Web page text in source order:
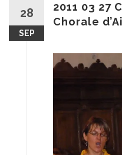
28
SEP
2011 03 27
Chorale